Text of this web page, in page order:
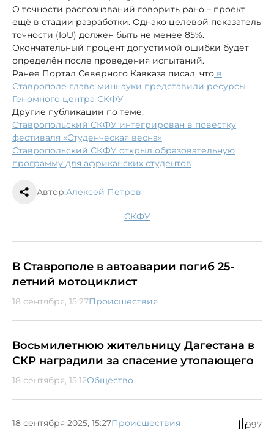
О точности распознаваний говорить рано – проект
ещё в стадии разработки. Однако целевой показатель
точности (IoU) должен быть не менее 85%.
Окончательный процент допустимой ошибки будет
определён после проведения испытаний.
Ранее Портал Северного Кавказа писал, что в
Ставрополе главе миннауки представили ресурсы
Геномного центра СКФУ
Другие публикации по теме:
Ставропольский СКФУ интегрирован в повестку
фестиваля «Студенческая весна»
Ставропольский СКФУ открыл образовательную
программу для африканских студентов
Автор:Алексей Петров
СКФУ
В Ставрополе в автоаварии погиб 25-
летний мотоциклист
18 сентября, 15:27Происшествия
Восьмилетнюю жительницу Дагестана в
СКР наградили за спасение утопающего
18 сентября, 15:12Общество
18 сентября 2025, 15:27Происшествия 997